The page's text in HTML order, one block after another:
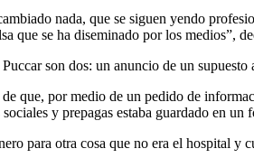
nada, que se siguen yendo
que se ha diseminado por los medios”,
son dos: un anuncio de un
que, por medio de un pedido de
y prepagas estaba guardado en un
para otra cosa que no era el hospital